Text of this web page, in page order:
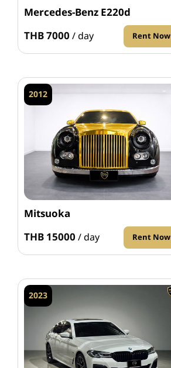
Mercedes-Benz E220d
THB 7000 / day Rent Now
2012
Mitsuoka
THB 15000 / day Rent Now
2023